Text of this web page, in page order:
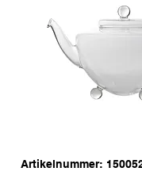
Artikelnummer: